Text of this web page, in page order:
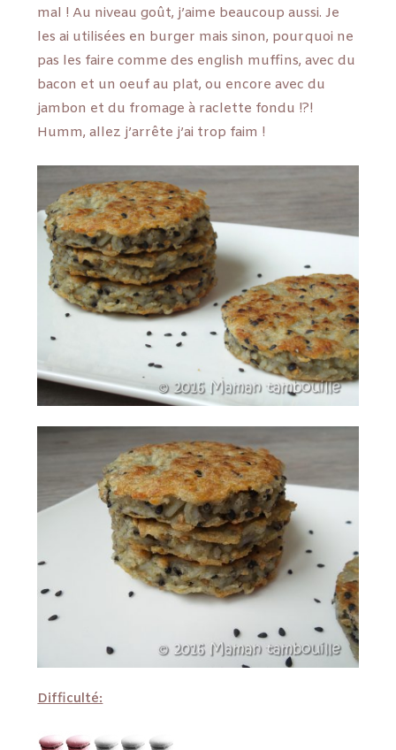
mal ! Au niveau goût, j’aime beaucoup aussi. Je
les ai utilisées en burger mais sinon, pourquoi ne
pas les faire comme des english muffins, avec du
bacon et un oeuf au plat, ou encore avec du
jambon et du fromage à raclette fondu !?!
Humm, allez j’arrête j’ai trop faim !
Difficulté: